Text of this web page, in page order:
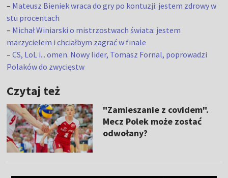
– Mateusz Bieniek wraca do gry po kontuzji: jestem zdrowy w
stu procentach
– Michał Winiarski o mistrzostwach świata: jestem
marzycielem i chciałbym zagrać w finale
–CS, LoL i... omen. Nowy lider, Tomasz Fornal, poprowadzi
Polaków do zwycięstw
Czytaj też
"Zamieszanie z covidem".
Mecz Polek może zostać
odwołany?